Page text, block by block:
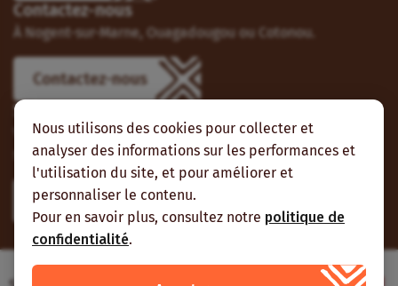
Nous utilisons des cookies pour collecter et
analyser des informations sur les performances et
l'utilisation du site, et pour améliorer et
personnaliser le contenu.
Pour en savoir plus, consultez notre politique de
confidentialité.
Contactez-nous
À Nogent-sur-Marne, Ouagadougou ou Cotonou.
Contactez-nous
Suivez-nous
Vous pouvez aussi vous abonner à nos flux RSS et nous
suivre sur les réseaux sociaux.